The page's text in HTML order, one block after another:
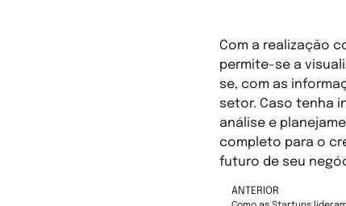
Com a realização
permite-se a
se, com as
setor. Caso tenha
análise e
completo para o
futuro de seu
ANTERIOR